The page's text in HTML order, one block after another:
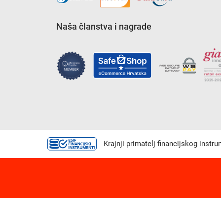
Naša članstva i nagrade
Krajnji primatelj financijskog